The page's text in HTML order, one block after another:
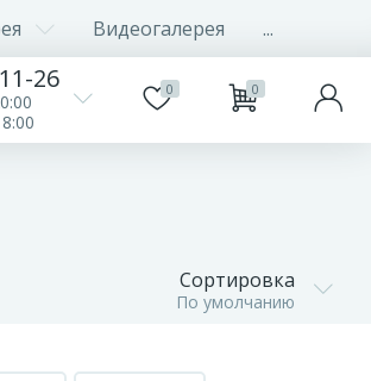
Видеогалерея ...
26 0 0
Сортировка
По умолчанию